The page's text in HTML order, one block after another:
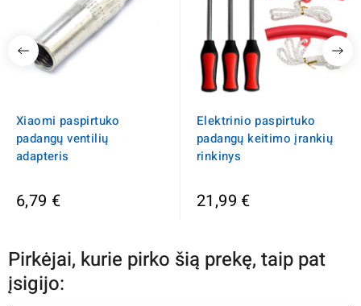
Xiaomi paspirtuko
padangų ventilių
adapteris
6,79 €
Elektrinio paspirtuko
padangų keitimo įrankių
rinkinys
21,99 €
Pirkėjai, kurie pirko šią prekę, taip pat
įsigijo: